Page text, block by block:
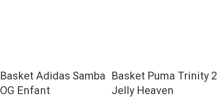
Basket Adidas Samba
OG Enfant
Basket Puma Trinity 2
Jelly Heaven